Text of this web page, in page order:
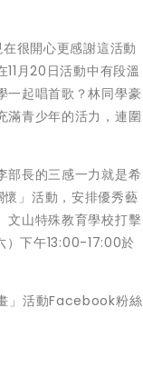
很開心更感謝這活動
月20日活動中有段溫
一起唱首歌？林同學豪
滿青少年的活力，連圍
部長的三感一力就是希
」活動，安排優秀藝
文山特殊教育學校打擊
）下午13:00-17:00於
」活動Facebook粉絲